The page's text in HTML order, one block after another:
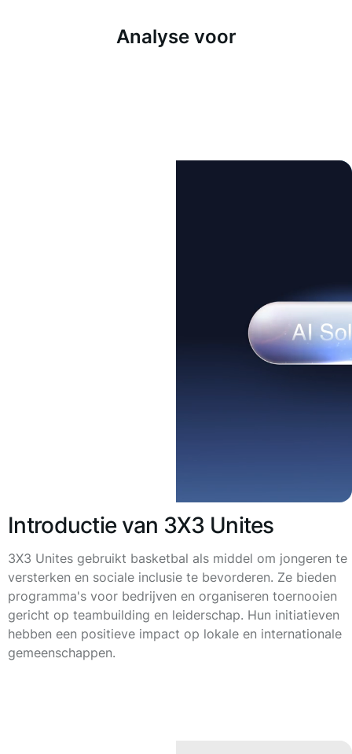
Analyse voor
Introductie van 3X3 Unites
3X3 Unites gebruikt basketbal als middel om jongeren te
versterken en sociale inclusie te bevorderen. Ze bieden
programma's voor bedrijven en organiseren toernooien
gericht op teambuilding en leiderschap. Hun initiatieven
hebben een positieve impact op lokale en internationale
gemeenschappen.